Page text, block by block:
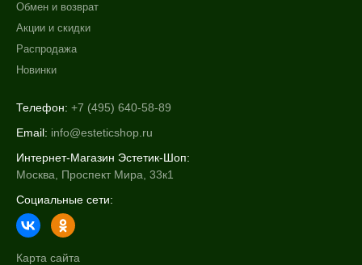
Обмен и возврат
Акции и скидки
Распродажа
Новинки
Телефон: +7 (495) 640-58-89
Email: info@esteticshop.ru
Интернет-Магазин Эстетик-Шоп:
Москва, Проспект Мира, 33к1
Социальные сети:
Карта сайта